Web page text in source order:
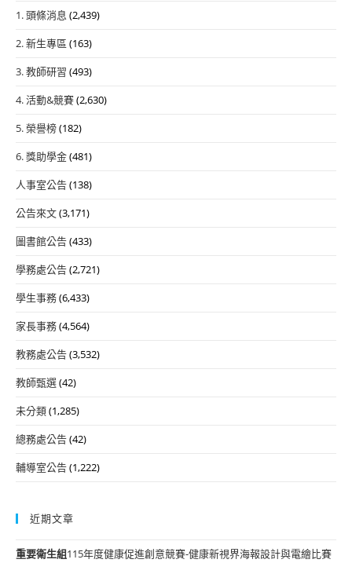
1. 頭條消息 (2,439)
2. 新生專區 (163)
3. 教師研習 (493)
4. 活動&競賽(2,630)
5. 榮譽榜(182)
6. 獎助學金(481)
人事室公告(138)
公告來文(3,171)
圖書館公告(433)
學務處公告(2,721)
學生事務(6,433)
家長事務(4,564)
教務處公告(3,532)
教師甄選(42)
未分類(1,285)
總務處公告(42)
輔導室公告(1,222)
近期文章
重要衛生組115年度健康促進創意競賽-健康新視界海報設計與電繪比賽